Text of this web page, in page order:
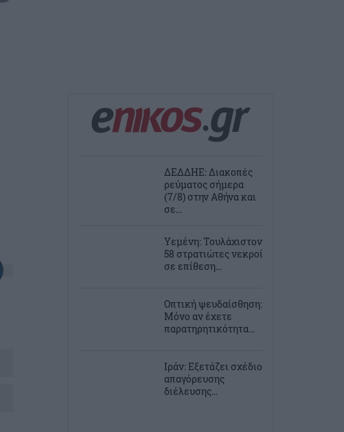
ΔΕΔΔΗΕ: Διακοπές
ρεύματος σήμερα
(7/8) στην Αθήνα και
σε...
Υεμένη: Τουλάχιστον
58 στρατιώτες νεκροί
σε επίθεση...
Οπτική ψευδαίσθηση:
Μόνο αν έχετε
παρατηρητικότητα...
Ιράν: Εξετάζει σχέδιο
απαγόρευσης
διέλευσης...